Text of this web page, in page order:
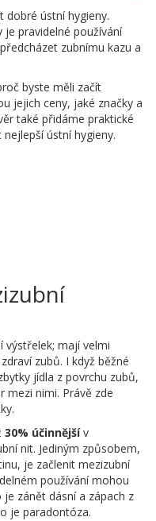
dobré ústní hygieny.
je pravidelné používání
zubnímu kazu a
byste měli začít
jejich ceny, jaké značky a
také přidáme praktické
ústní hygieny.
výstřelek; mají velmi
zubů. I když běžné
jídla z povrchu zubů,
mezi nimi. Právě zde
30% účinnějšív
nit. Jediným způsobem,
je začlenit mezizubní
používání mohou
zánět dásní a zápach z
je paradontóza.